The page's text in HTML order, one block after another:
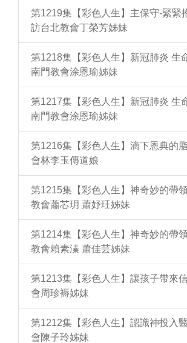
第1219集【彩色人生】主保守-緊緊
訪台北教會丁榮芳姊妹
第1218集【彩色人生】新冠肺炎 生
南門教會涂恩瑜姊妹
第1217集【彩色人生】新冠肺炎 生
南門教會涂恩瑜姊妹
第1216集【彩色人生】滴下恩典的
會林李玉傳道娘
第1215集【彩色人生】神奇妙的帶
教會蕭芯玥 蕭妤玨姊妹
第1214集【彩色人生】神奇妙的帶
教會賴素溱 蕭佳芸姊妹
第1213集【彩色人生】讓孩子帶來
會周珍褥姊妹
第1212集【彩色人生】認識神投入
會陳子玲姊妹